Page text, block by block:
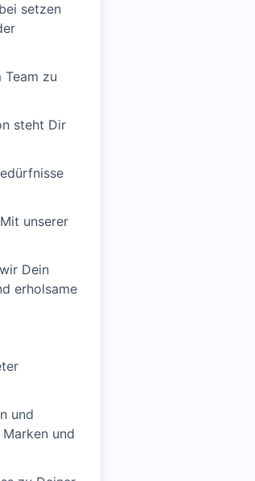
setzen
zu
steht Dir
unserer
Dein
erholsame
und
und